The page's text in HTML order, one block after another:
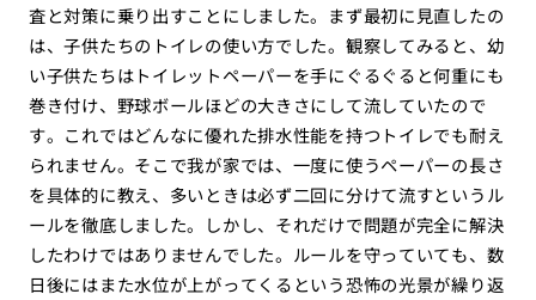
査と対策に乗り出すことにしました。まず最初に見直したの
は、子供たちのトイレの使い方でした。観察してみると、幼
い子供たちはトイレットペーパーを手にぐるぐると何重にも
巻き付け、野球ボールほどの大きさにして流していたので
す。これではどんなに優れた排水性能を持つトイレでも耐え
られません。そこで我が家では、一度に使うペーパーの長さ
を具体的に教え、多いときは必ず二回に分けて流すというル
ールを徹底しました。しかし、それだけで問題が完全に解決
したわけではありませんでした。ルールを守っていても、数
日後にはまた水位が上がってくるという恐怖の光景が繰り返